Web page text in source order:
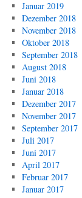
Januar 2019
Dezember 2018
November 2018
Oktober 2018
September 2018
August 2018
Juni 2018
Januar 2018
Dezember 2017
November 2017
September 2017
Juli 2017
Juni 2017
April 2017
Februar 2017
Januar 2017